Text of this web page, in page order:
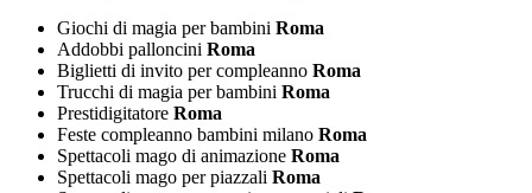
Giochi di magia per bambini Roma
Addobbi palloncini Roma
Biglietti di invito per compleanno Roma
Trucchi di magia per bambini Roma
Prestidigitatore Roma
Feste compleanno bambini milano Roma
Spettacoli mago di animazione Roma
Spettacoli mago per piazzali Roma